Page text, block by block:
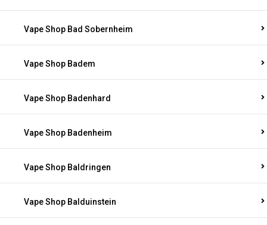
Vape Shop Bad Sobernheim
Vape Shop Badem
Vape Shop Badenhard
Vape Shop Badenheim
Vape Shop Baldringen
Vape Shop Balduinstein